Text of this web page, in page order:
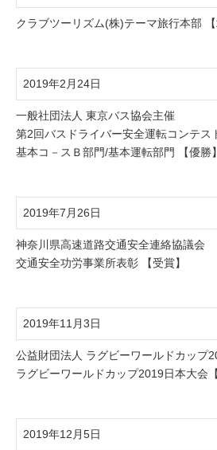
クラブツーリズム(株)テーマ旅行本部 【
2019年2月24日
一般社団法人 東京バス協会主催
第2回バスドライバー安全運転コンテ
基本コ－スＢ部門/基本運転部門 【優勝】
2019年7月26日
神奈川県高速道路交通安全連絡協議会
交通安全功労事業所表彰 【受賞】
2019年11月3日
公益財団法人 ラグビーワールドカップ
ラグビーワールドカップ2019日本大会
2019年12月5日